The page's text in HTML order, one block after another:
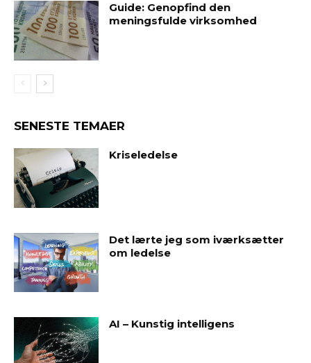
Guide: Genopfind den
meningsfulde virksomhed
SENESTE TEMAER
Kriseledelse
Det lærte jeg som iværksætter
om ledelse
AI – Kunstig intelligens